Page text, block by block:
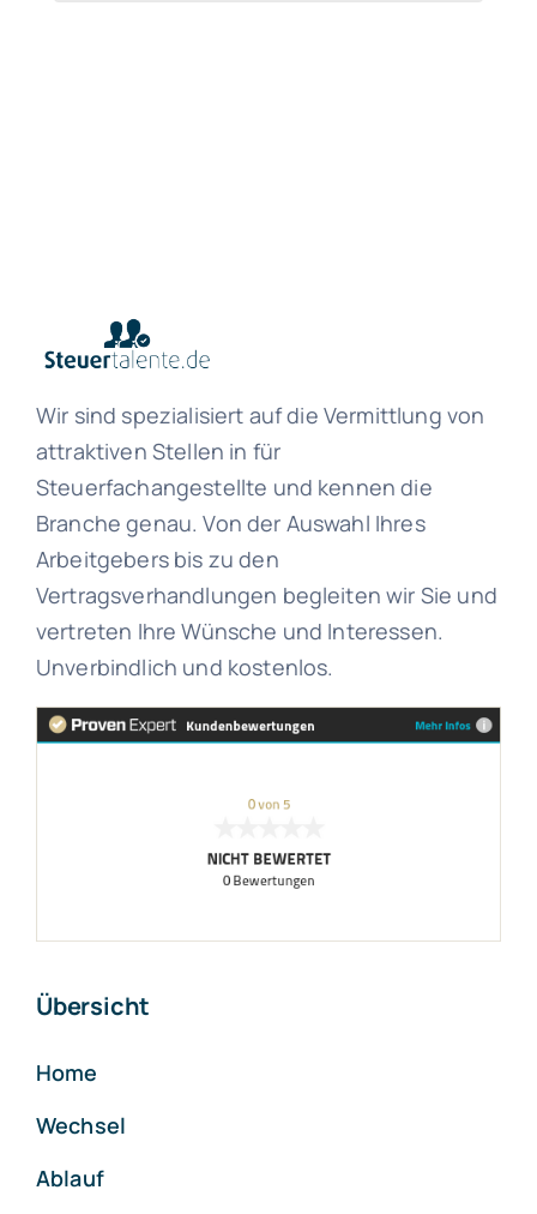
Wir sind spezialisiert auf die Vermittlung von
attraktiven Stellen in für
Steuerfachangestellte und kennen die
Branche genau. Von der Auswahl Ihres
Arbeitgebers bis zu den
Vertragsverhandlungen begleiten wir Sie und
vertreten Ihre Wünsche und Interessen.
Unverbindlich und kostenlos.
Übersicht
Home
Wechsel
Ablauf